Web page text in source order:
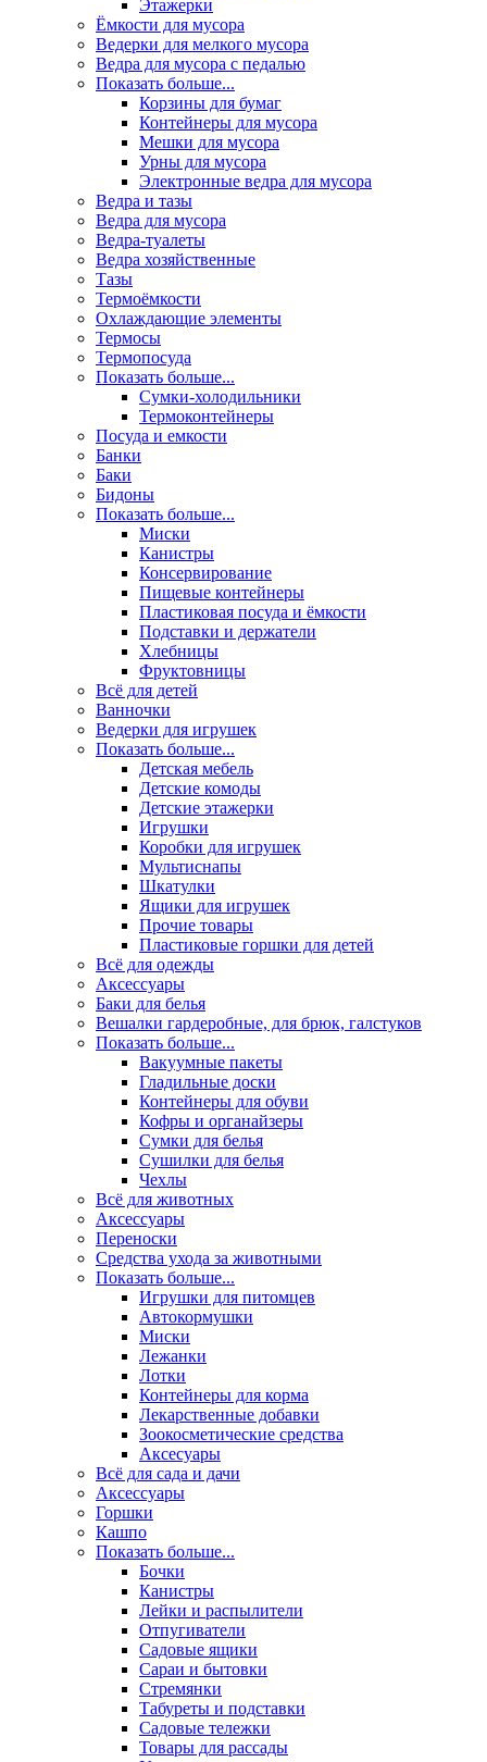
Этажерки
Ёмкости для мусора
Ведерки для мелкого мусора
Ведра для мусора с педалью
Показать больше...
Корзины для бумаг
Контейнеры для мусора
Мешки для мусора
Урны для мусора
Электронные ведра для мусора
Ведра и тазы
Ведра для мусора
Ведра-туалеты
Ведра хозяйственные
Тазы
Термоёмкости
Охлаждающие элементы
Термосы
Термопосуда
Показать больше...
Сумки-холодильники
Термоконтейнеры
Посуда и емкости
Банки
Баки
Бидоны
Показать больше...
Миски
Канистры
Консервирование
Пищевые контейнеры
Пластиковая посуда и ёмкости
Подставки и держатели
Хлебницы
Фруктовницы
Всё для детей
Ванночки
Ведерки для игрушек
Показать больше...
Детская мебель
Детские комоды
Детские этажерки
Игрушки
Коробки для игрушек
Мультиснапы
Шкатулки
Ящики для игрушек
Прочие товары
Пластиковые горшки для детей
Всё для одежды
Аксессуары
Баки для белья
Вешалки гардеробные, для брюк, галстуков
Показать больше...
Вакуумные пакеты
Гладильные доски
Контейнеры для обуви
Кофры и органайзеры
Сумки для белья
Сушилки для белья
Чехлы
Всё для животных
Аксесcуары
Переноски
Средства ухода за животными
Показать больше...
Игрушки для питомцев
Автокормушки
Миски
Лежанки
Лотки
Контейнеры для корма
Лекарственные добавки
Зоокосметические средства
Аксесуары
Всё для сада и дачи
Аксессуары
Горшки
Кашпо
Показать больше...
Бочки
Канистры
Лейки и распылители
Отпугиватели
Садовые ящики
Сараи и бытовки
Стремянки
Табуреты и подставки
Садовые тележки
Товары для рассады